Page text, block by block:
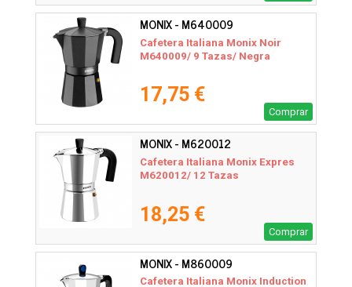
MONIX - M640009
Cafetera Italiana Monix Noir
M640009/ 9 Tazas/ Negra
17,75 €
Comprar
MONIX - M620012
Cafetera Italiana Monix Expres
M620012/ 12 Tazas
18,25 €
Comprar
MONIX - M860009
Cafetera Italiana Monix Induction